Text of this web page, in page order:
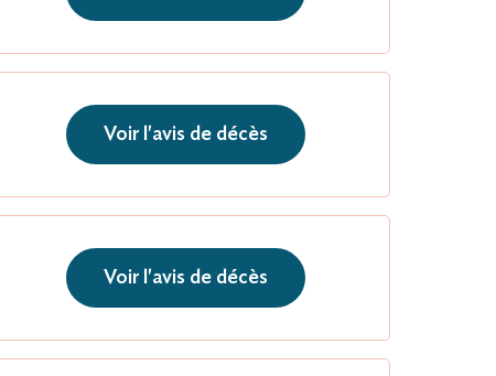
Voir l'avis de décès
Voir l'avis de décès